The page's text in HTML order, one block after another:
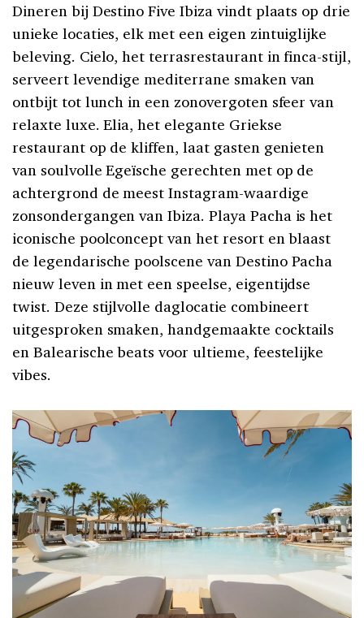
Dineren bij Destino Five Ibiza vindt plaats op drie
unieke locaties, elk met een eigen zintuiglijke
beleving. Cielo, het terrasrestaurant in finca-stijl,
serveert levendige mediterrane smaken van
ontbijt tot lunch in een zonovergoten sfeer van
relaxte luxe. Elia, het elegante Griekse
restaurant op de kliffen, laat gasten genieten
van soulvolle Egeïsche gerechten met op de
achtergrond de meest Instagram-waardige
zonsondergangen van Ibiza. Playa Pacha is het
iconische poolconcept van het resort en blaast
de legendarische poolscene van Destino Pacha
nieuw leven in met een speelse, eigentijdse
twist. Deze stijlvolle daglocatie combineert
uitgesproken smaken, handgemaakte cocktails
en Balearische beats voor ultieme, feestelijke
vibes.